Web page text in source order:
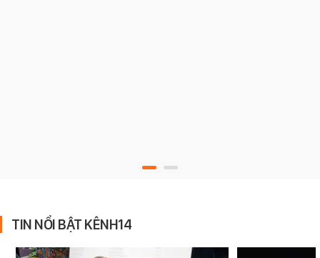
TIN NỔI BẬT KÊNH14